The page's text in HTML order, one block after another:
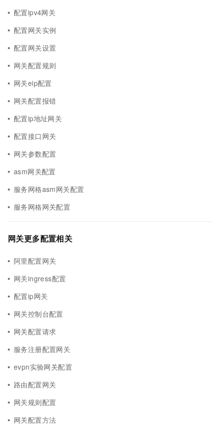
配置ipv4网关
配置网关实例
配置网关设置
网关配置规则
网关eip配置
网关配置报错
配置ip地址网关
配置接口网关
网关参数配置
asm网关配置
服务网格asm网关配置
服务网格网关配置
网关更多配置相关
阿里配置网关
网关ingress配置
配置ip网关
网关控制台配置
网关配置请求
服务注册配置网关
evpn实验网关配置
路由配置网关
网关规则配置
网关配置方法